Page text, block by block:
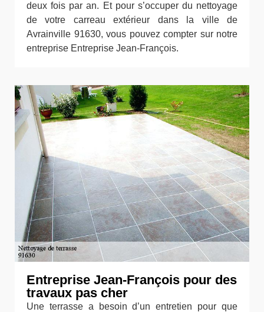
deux fois par an. Et pour s’occuper du nettoyage
de votre carreau extérieur dans la ville de
Avrainville 91630, vous pouvez compter sur notre
entreprise Entreprise Jean-François.
Entreprise Jean-François pour des
travaux pas cher
Une terrasse a besoin d’un entretien pour que